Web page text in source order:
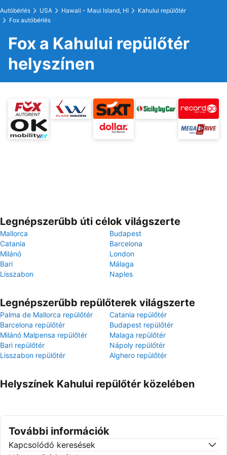
Autóbérlés USA Hawaii - Maui Island, HI
Kahului repülőtér
Fox autóbérlés
Fox a Kahului repülőtér
helyszínen
Legnépszerűbb úti célok világszerte
Mallorca
Budapest
Catania
Barcelona
Milánó
London
Bari
Málaga
Lisszabon
Naples
Legnépszerűbb repülőterek világszerte
Palma de Mallorca repülőtér
Catania repülőtér
Barcelona repülőtér
Budapest repülőtér
Milánó Malpensa repülőtér
Malaga repülőtér
Bari repülőtér
Nápoly repülőtér
Lisszabon repülőtér
Alghero repülőtér
Helyszínek Kahului repülőtér közelében
További információk
Kapcsolódó keresések